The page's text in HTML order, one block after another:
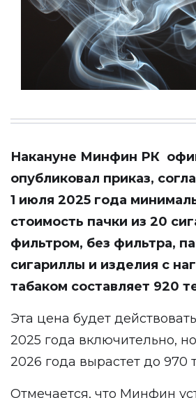
Накануне Минфин РК
опубликовал приказ,
1 июля 2025 года
стоимость пачки из 20
фильтром, без фильтра,
сигариллы и изделия с
табаком составляет 920
Эта цена будет
2025 года включительно,
2026 года вырастет до 970
Отмечается, что Минфин